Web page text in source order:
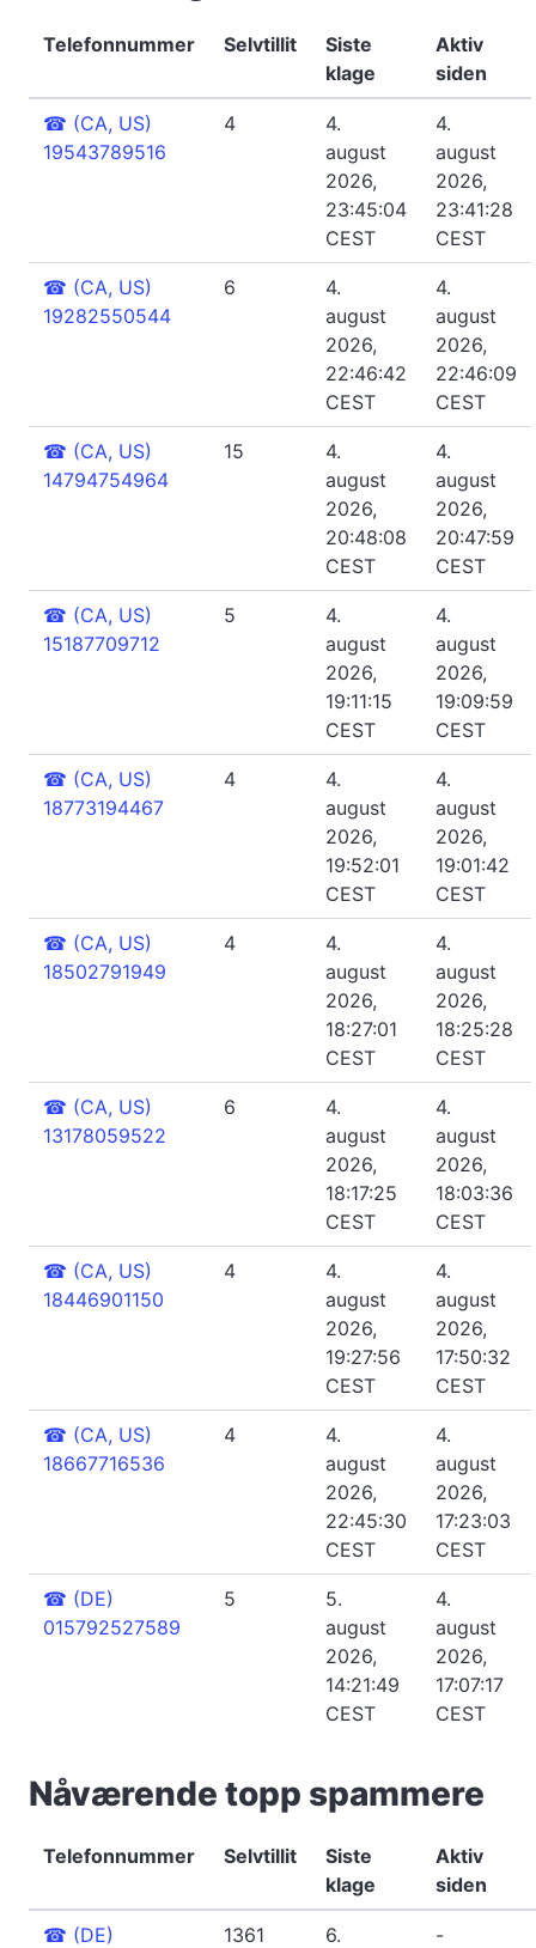
Telefonnummer Selvtillit
Siste
klage
Aktiv
siden
☎ (CA, US)
19543789516
4
4.
august
2026,
23:45:04
CEST
4.
august
2026,
23:41:28
CEST
☎ (CA, US)
19282550544
6
4.
august
2026,
22:46:42
CEST
4.
august
2026,
22:46:09
CEST
☎ (CA, US)
14794754964
15
4.
august
2026,
20:48:08
CEST
4.
august
2026,
20:47:59
CEST
☎ (CA, US)
15187709712
5
4.
august
2026,
19:11:15
CEST
4.
august
2026,
19:09:59
CEST
☎ (CA, US)
18773194467
4
4.
august
2026,
19:52:01
CEST
4.
august
2026,
19:01:42
CEST
☎ (CA, US)
18502791949
4
4.
august
2026,
18:27:01
CEST
4.
august
2026,
18:25:28
CEST
☎ (CA, US)
13178059522
6
4.
august
2026,
18:17:25
CEST
4.
august
2026,
18:03:36
CEST
☎ (CA, US)
18446901150
4
4.
august
2026,
19:27:56
CEST
4.
august
2026,
17:50:32
CEST
☎ (CA, US)
18667716536
4
4.
august
2026,
22:45:30
CEST
4.
august
2026,
17:23:03
CEST
☎ (DE)
015792527589
5
5.
august
2026,
14:21:49
CEST
4.
august
2026,
17:07:17
CEST
Nåværende topp spammere
Telefonnummer Selvtillit
Siste
klage
Aktiv
siden
☎ (DE)
1361
6.
-